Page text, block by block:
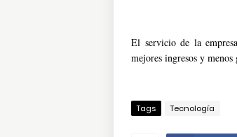
El servicio de la
mejores ingresos y menos
Tags Tecnología